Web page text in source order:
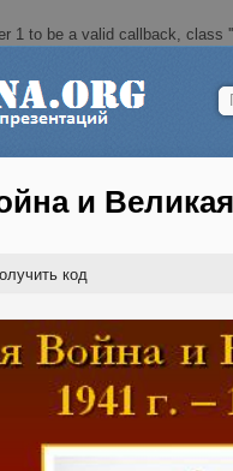
1 to be a valid callback, class
и Великая
код